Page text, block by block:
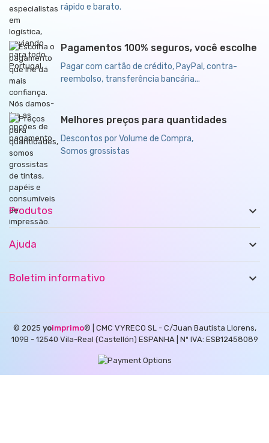
rápido e barato.
Pagamentos 100% seguros, você escolhe
Pagar com cartão de crédito, PayPal, contra-
reembolso, transferência bancária...
Melhores preços para quantidades
Descontos por Volume de Compra,
Somos grossistas
Produtos 
Ajuda 
Boletim informativo 
© 2025 yoimprimo®
| CMC VYRECO SL - C/Juan Bautista Llorens,
109B - 12540 Vila-Real (Castellón) ESPANHA | Nº IVA: ESB12458089